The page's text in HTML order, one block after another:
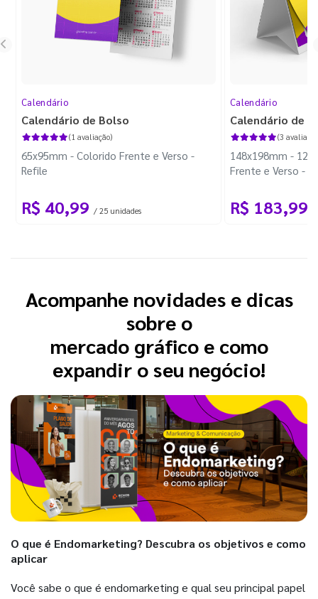
Calendário
Calendário de Bolso
(1 avaliação)
65x95mm - Colorido Frente e Verso -
Refile
R$ 40,99 / 25 unidades
Calendário
Calendário de
(3
148x198mm - 12
Frente e Verso -
R$ 183,99
Acompanhe novidades e dicas
sobre o
mercado gráfico e como
expandir o seu negócio!
O que é Endomarketing? Descubra os objetivos e como
aplicar
Você sabe o que é endomarketing e qual seu principal papel